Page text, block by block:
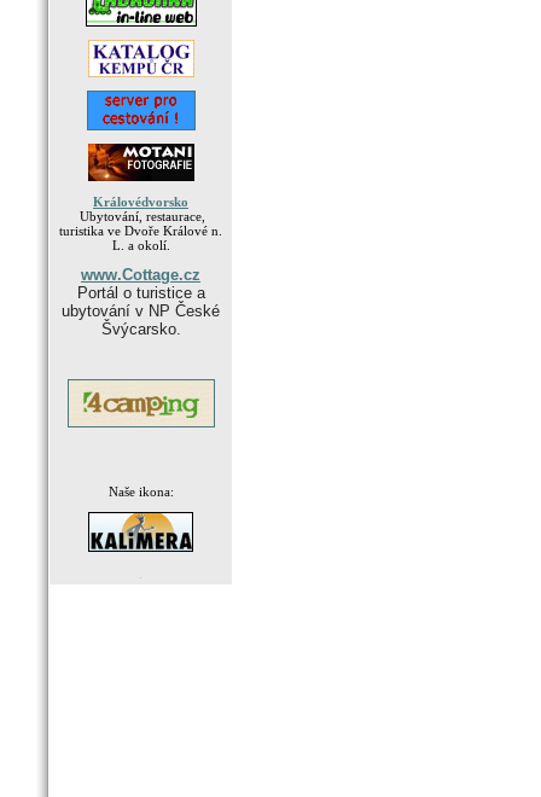
Královédvorsko
Ubytování, restaurace,
turistika ve Dvoře Králové n.
L. a okolí.
www.Cottage.cz
Portál o turistice a
ubytování v NP České
Švýcarsko.
Naše ikona: